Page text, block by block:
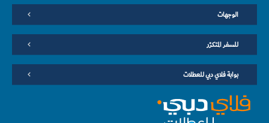
الوجهات
للسفر المتكرّر
بوابة فلاي دبي للعطلات